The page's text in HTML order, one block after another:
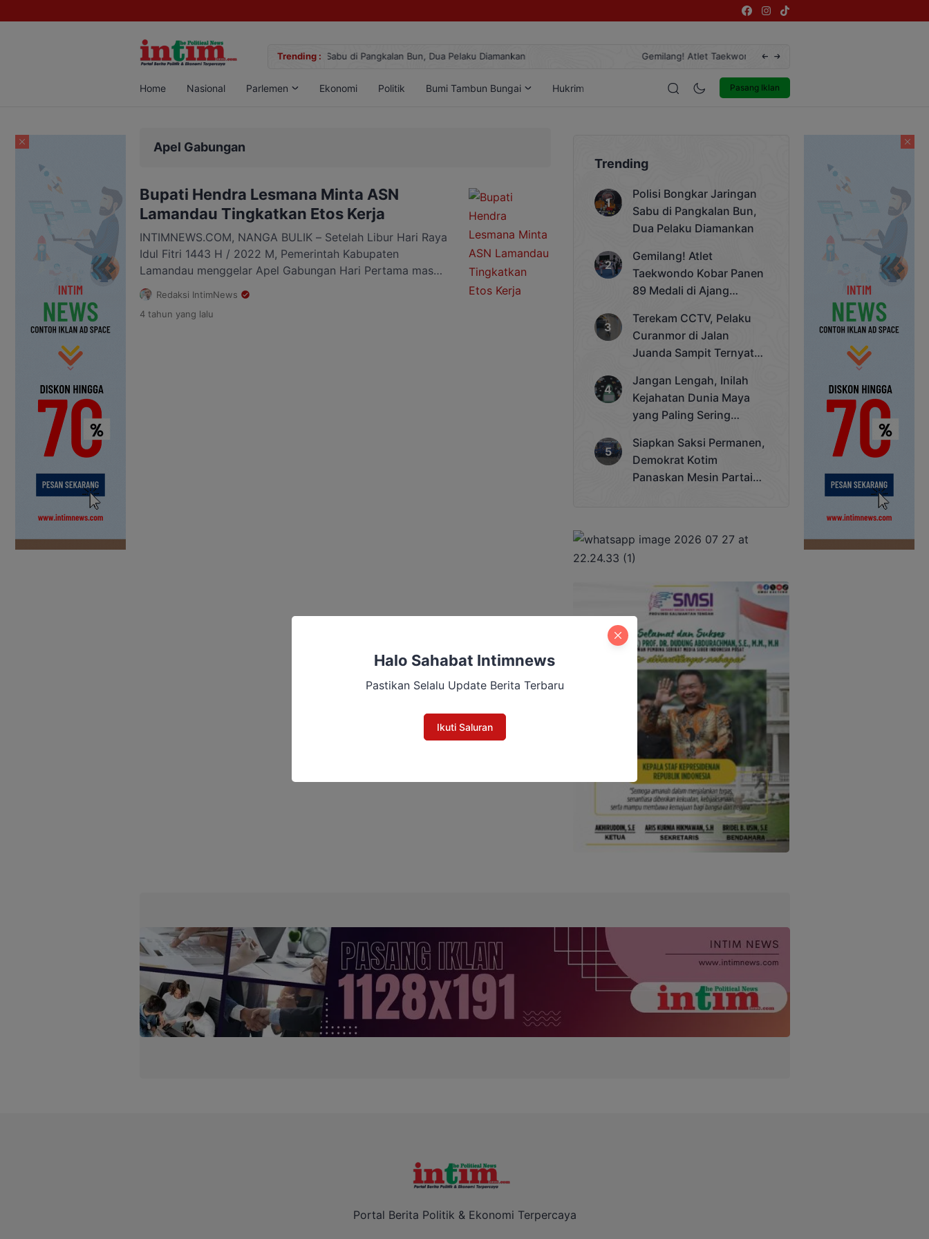
Trending :
Jaringan Sabu di Pangkalan Bun, Dua Pelaku Diamankan Gemilang! Atlet Taekwondo Kobar Panen 89 Medali di Ajang Bergengsi Rektor Unda Cup 2025
Pasang Iklan
Home Nasional Parlemen Ekonomi Politik Bumi Tambun Bungai Hukrim Entertainment
Apel Gabungan
Bupati Hendra Lesmana Minta ASN
Lamandau Tingkatkan Etos Kerja
INTIMNEWS.COM, NANGA BULIK – Setelah Libur Hari Raya
Idul Fitri 1443 H / 2022 M, Pemerintah Kabupaten
Lamandau menggelar Apel Gabungan Hari Pertama masuk
kerja Bertempat di halaman Kantor Bupati Lamandau,
Senin (09/05/2022). Apel gabungan ini dipimpin langsung
oleh Bupati dan dihadiri oleh Wakil Bupati Lamandau Riko
Redaksi IntimNews
4 tahun yang lalu
Trending
Polisi Bongkar Jaringan
Sabu di Pangkalan Bun,
Dua Pelaku Diamankan
Gemilang! Atlet
Taekwondo Kobar Panen
89 Medali di Ajang
Cup 2025
Terekam CCTV, Pelaku
Curanmor di Jalan
Juanda Sampit Ternyata
Jangan Lengah, Inilah
Kejahatan Dunia Maya
yang Paling Sering
Siapkan Saksi Permanen,
Demokrat Kotim
Panaskan Mesin Partai
Portal Berita Politik & Ekonomi Terpercaya
Halo Sahabat Intimnews
Pastikan Selalu Update Berita Terbaru
Ikuti Saluran